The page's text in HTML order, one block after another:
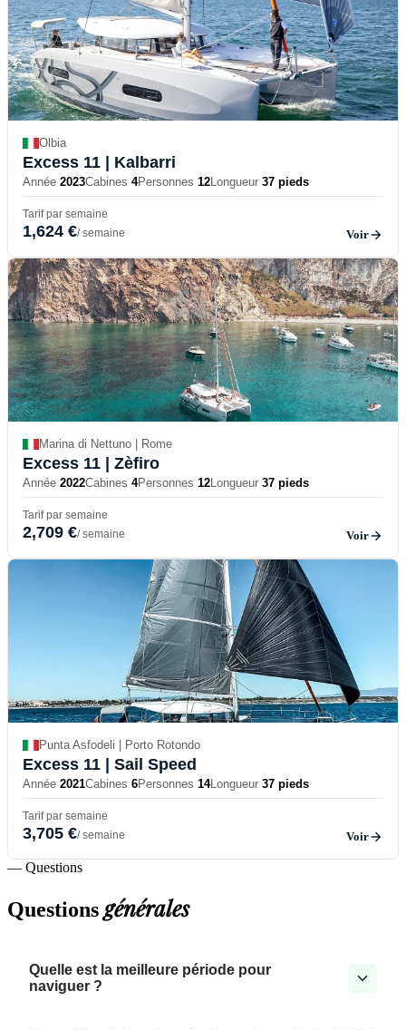
Olbia
Excess 11 | Kalbarri
Année 2023Cabines 4Personnes 12Longueur 37 pieds
Tarif par semaine
1,624 €/ semaine Voir
Marina di Nettuno | Rome
Excess 11 | Zèfiro
Année 2022Cabines 4Personnes 12Longueur 37 pieds
Tarif par semaine
2,709 €/ semaine Voir
Punta Asfodeli | Porto Rotondo
Excess 11 | Sail Speed
Année 2021Cabines 6Personnes 14Longueur 37 pieds
Tarif par semaine
3,705 €/ semaine Voir
— Questions
Questionsgénérales
Quelle est la meilleure période pour
naviguer ?